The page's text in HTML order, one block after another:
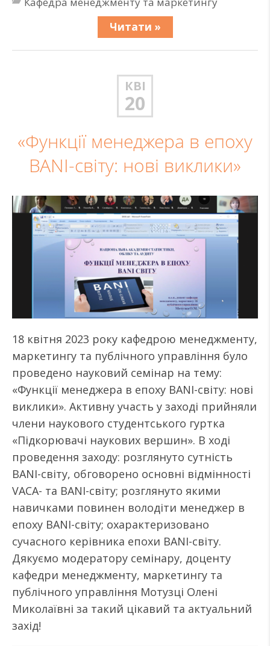
Читати »
КВІ
20
«Функції менеджера в епоху
BANI-світу: нові виклики»
18 квітня 2023 року кафедрою менеджменту,
маркетингу та публічного управління було
проведено науковий семінар на тему:
«Функції менеджера в епоху BANI-світу: нові
виклики». Активну участь у заході прийняли
члени наукового студентського гуртка
«Підкорювачі наукових вершин». В ході
проведення заходу: розглянуто сутність
BANI-світу, обговорено основні відмінності
VACA- та BANI-світу; розглянуто якими
навичками повинен володіти менеджер в
епоху BANI-світу; охарактеризовано
сучасного керівника епохи BANI-світу.
Дякуємо модератору семінару, доценту
кафедри менеджменту, маркетингу та
публічного управління Мотузці Олені
Миколаївні за такий цікавий та актуальний
захід!